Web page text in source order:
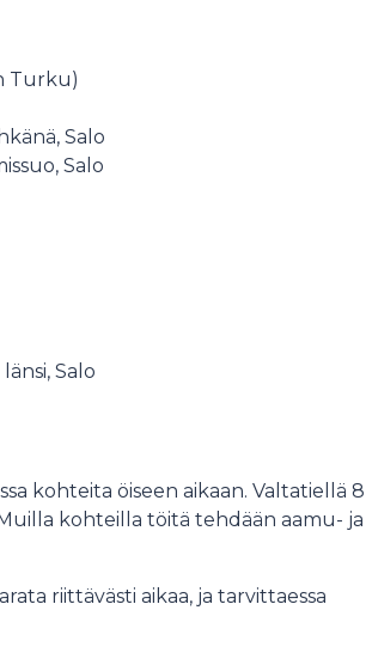
Turku)
Salo
Salo
Salo
kohteita öiseen aikaan. Valtatiellä 8
kohteilla töitä tehdään aamu- ja
riittävästi aikaa, ja tarvittaessa